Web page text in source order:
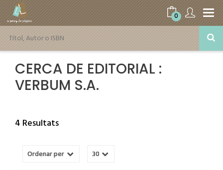
0
CERCA DE EDITORIAL :
VERBUM S.A.
4 Resultats